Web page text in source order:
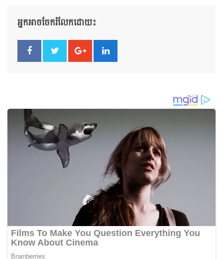
អ្នកអាចចែករំលែកដោយ៖